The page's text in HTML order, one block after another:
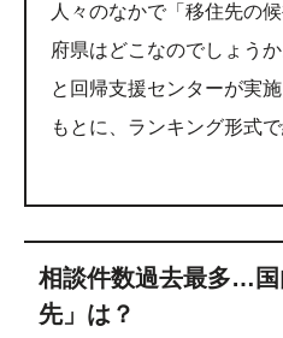
人々のなかで「移住先の
府県はどこなのでしょう
と回帰支援センターが実
もとに、ランキング形式で
相談件数過去最多…
先」は？